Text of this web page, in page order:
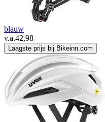
blauw
v.a.42,98
Laagste prijs bij Bikeinn.com